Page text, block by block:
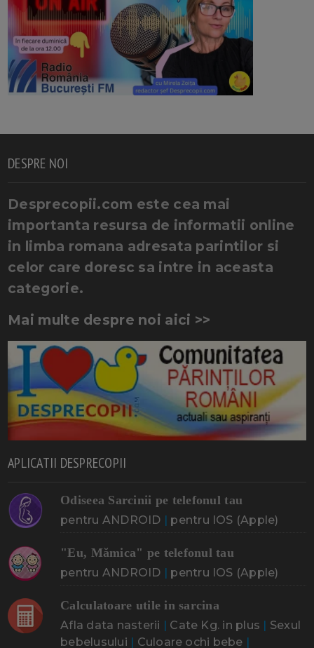
DESPRE NOI
Desprecopii.com este cea mai
importanta resursa de informatii online
in limba romana adresata parintilor si
celor care doresc sa intre in aceasta
categorie.
Mai multe despre noi aici >>
APLICATII DESPRECOPII
Odiseea Sarcinii pe telefonul tau
pentru ANDROID | pentru IOS (Apple)
"Eu, Mămica" pe telefonul tau
pentru ANDROID | pentru IOS (Apple)
Calculatoare utile in sarcina
Afla data nasterii | Cate Kg. in plus | Sexul
bebelusului | Culoare ochi bebe |